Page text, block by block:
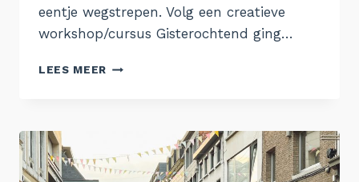
eentje wegstrepen. Volg een creatieve
workshop/cursus Gisterochtend ging…
LEES MEER DOEL